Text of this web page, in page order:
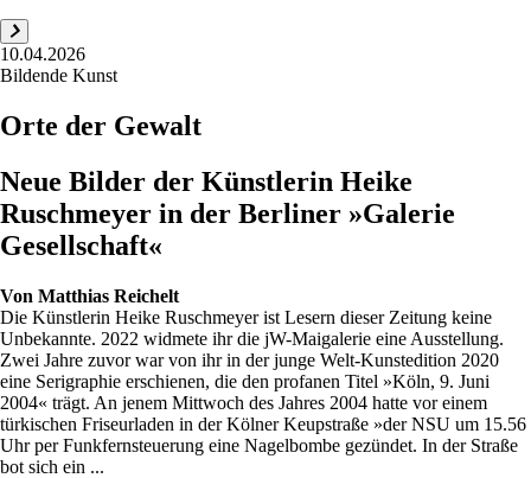
10.04.2026
Bildende Kunst
Orte der Gewalt
Neue Bilder der Künstlerin Heike
Ruschmeyer in der Berliner »Galerie
Gesellschaft«
Von Matthias Reichelt
Die Künstlerin Heike Ruschmeyer ist Lesern dieser Zeitung keine
Unbekannte. 2022 widmete ihr die jW-Maigalerie eine Ausstellung.
Zwei Jahre zuvor war von ihr in der junge Welt-Kunstedition 2020
eine Serigraphie erschienen, die den profanen Titel »Köln, 9. Juni
2004« trägt. An jenem Mittwoch des Jahres 2004 hatte vor einem
türkischen Friseurladen in der Kölner Keupstraße »der NSU um 15.56
Uhr per Funkfernsteuerung eine Nagelbombe gezündet. In der Straße
bot sich ein ...